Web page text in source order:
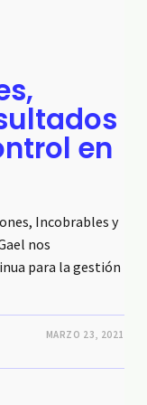
en
Incobrables y
nos
para la gestión
MARZO 23, 2021